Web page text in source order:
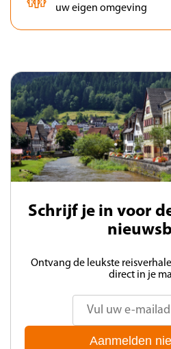
uw eigen omgeving
Schrijf je in voor
Ontvang de leukste
direct in je
Aanmelden